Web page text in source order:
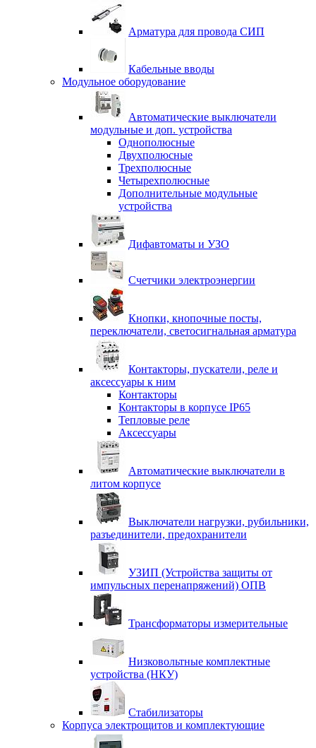
Арматура для провода СИП
Кабельные вводы
Модульное оборудование
Автоматические выключатели
модульные и доп. устройства
Однополюсные
Двухполюсные
Трехполюсные
Четырехполюсные
Дополнительные модульные
устройства
Дифавтоматы и УЗО
Счетчики электроэнергии
Кнопки, кнопочные посты,
переключатели, светосигнальная арматура
Контакторы, пускатели, реле и
аксессуары к ним
Контакторы
Контакторы в корпусе IP65
Тепловые реле
Аксессуары
Автоматические выключатели в
литом корпусе
Выключатели нагрузки, рубильники,
разъединители, предохранители
УЗИП (Устройства защиты от
импульсных перенапряжений) ОПВ
Трансформаторы измерительные
Низковольтные комплектные
устройства (НКУ)
Стабилизаторы
Корпуса электрощитов и комплектующие